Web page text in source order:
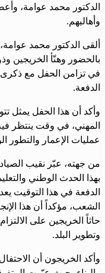
الدكتور محمد عوامة،
وأهاليهم.
ألقى الدكتور محمد
بالحضور وهنّأ الخريجين
في تزامن الحفل مع ذكرى
الدفعة.
وأكد أن هذا الحفل يمثل
المهني، في وقت ينتظر
عمليات الإعمار والتطور
من جهته، عبّر نقيب
بهذا الحدث الوطني
الدفعة في هذا التوقيت
الشعب، مؤكداً أن هذا
حاثاً الخريجين على
وتطوير البلد.
وأكد الخريجون أن